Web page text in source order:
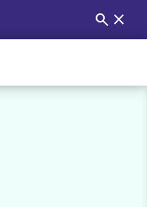
Buscar:
search close